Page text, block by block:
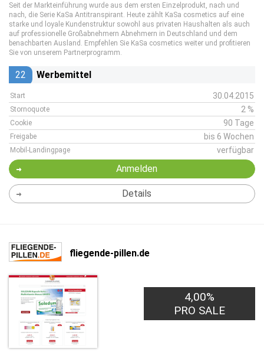
Seit der Markteinführung wurde aus dem ersten Einzelprodukt, nach und
nach, die Serie KaSa Antitranspirant. Heute zählt KaSa cosmetics auf eine
starke und loyale Kundenstruktur sowohl aus privaten Haushalten als auch
auf professionelle Großabnehmern Abnehmern in Deutschland und dem
benachbarten Ausland. Empfehlen Sie KaSa cosmetics weiter und profitieren
Sie von unserem Partnerprogramm.
22 Werbemittel
Start 30.04.2015
Stornoquote 2 %
Cookie 90 Tage
Freigabe bis 6 Wochen
Mobil-Landingpage verfügbar
Anmelden
Details
fliegende-pillen.de
4,00%
PRO SALE